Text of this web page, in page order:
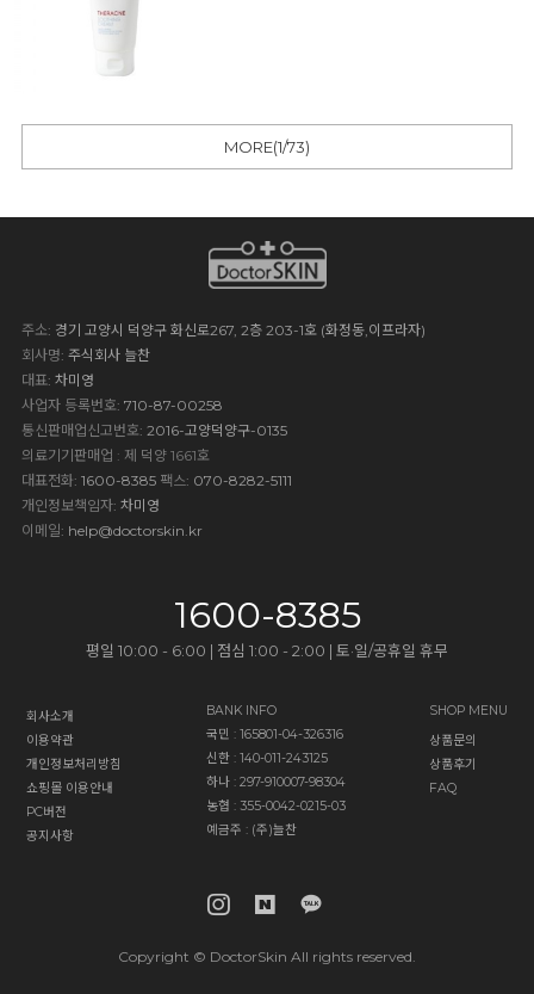
MORE(1/73)
주소: 경기 고양시 덕양구 화신로267, 2층 203-1호 (화정동,이프라자)
회사명: 주식회사 늘찬
대표: 차미영
사업자 등록번호: 710-87-00258
통신판매업신고번호: 2016-고양덕양구-0135
의료기기판매업 : 제 덕양 1661호
대표전화: 1600-8385 팩스: 070-8282-5111
개인정보책임자: 차미영
이메일: help@doctorskin.kr
1600-8385
평일 10:00 - 6:00 | 점심 1:00 - 2:00 | 토·일/공휴일 휴무
회사소개
이용약관
개인정보처리방침
쇼핑몰 이용안내
PC버전
공지사항
BANK INFO
국민 : 165801-04-326316
신한 : 140-011-243125
하나 : 297-910007-98304
농협 : 355-0042-0215-03
예금주 : (주)늘찬
SHOP MENU
상품문의
상품후기
FAQ
Copyright © DoctorSkin All rights reserved.